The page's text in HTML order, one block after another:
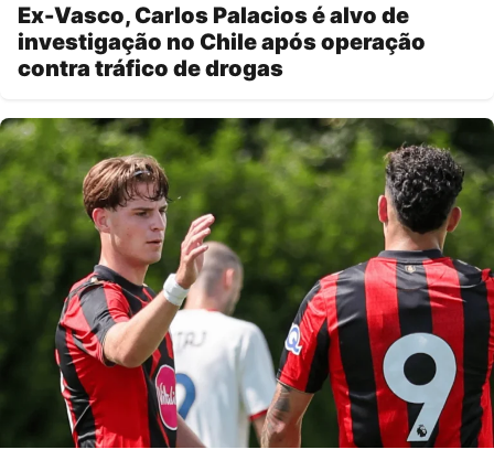
Ex-Vasco, Carlos Palacios é alvo de
investigação no Chile após operação
contra tráfico de drogas